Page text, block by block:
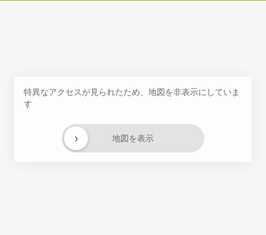
特異なアクセスが見られたため、地図を非表示にしていま
す
地図を表示
›